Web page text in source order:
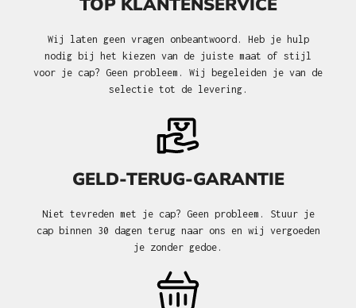
TOP KLANTENSERVICE
Wij laten geen vragen onbeantwoord. Heb je hulp
nodig bij het kiezen van de juiste maat of stijl
voor je cap? Geen probleem. Wij begeleiden je van de
selectie tot de levering.
GELD-TERUG-GARANTIE
Niet tevreden met je cap? Geen probleem. Stuur je
cap binnen 30 dagen terug naar ons en wij vergoeden
je zonder gedoe.